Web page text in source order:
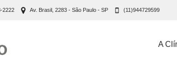
2222 Av. Brasil, 2283 - São Paulo - SP (11)944729599
A